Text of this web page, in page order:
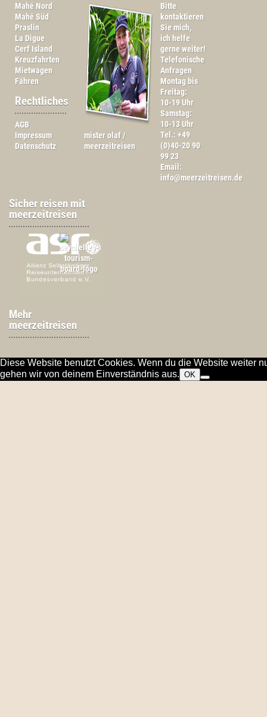
Mahé Nord
Mahé Süd
Praslin
La Digue
Cerf Island
Kreuzfahrten
Mietwagen
Fähren
Rechtliches
AGB
Impressum
Datenschutz
mister olaf /
meerzeitreisen
Bitte
kontaktieren
Sie mich,
ich helfe
gerne weiter!
Telefonische
Anfragen
Montag bis
Freitag:
10-19 Uhr
Samstag:
10-13 Uhr
Tel.: +49
(0)40-20 90
99 23
Email:
info@meerzeitreisen.de
Sicher reisen mit
meerzeitreisen
Mehr
meerzeitreisen
Diese Website benutzt Cookies. Wenn du die Website weiter
gehen wir von deinem Einverständnis aus. OK